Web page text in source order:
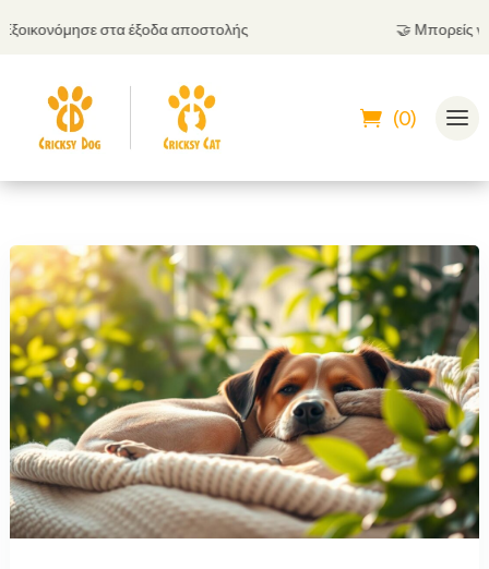
στα έξοδα αποστολής Μπορείς να
(0)